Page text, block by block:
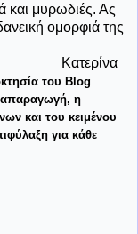
και μυρωδιές. Ας
ομορφιά της
του Blog
η
και του κειμένου
για κάθε